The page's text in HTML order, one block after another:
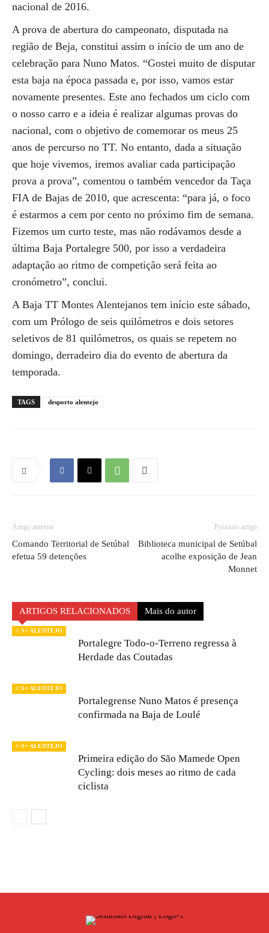
nacional de 2016.
A prova de abertura do campeonato, disputada na
região de Beja, constitui assim o início de um ano de
celebração para Nuno Matos. “Gostei muito de disputar
esta baja na época passada e, por isso, vamos estar
novamente presentes. Este ano fechados um ciclo com
o nosso carro e a ideia é realizar algumas provas do
nacional, com o objetivo de comemorar os meus 25
anos de percurso no TT. No entanto, dada a situação
que hoje vivemos, iremos avaliar cada participação
prova a prova”, comentou o também vencedor da Taça
FIA de Bajas de 2010, que acrescenta: “para já, o foco
é estarmos a cem por cento no próximo fim de semana.
Fizemos um curto teste, mas não rodávamos desde a
última Baja Portalegre 500, por isso a verdadeira
adaptação ao ritmo de competição será feita ao
cronómetro”, conclui.
A Baja TT Montes Alentejanos tem início este sábado,
com um Prólogo de seis quilómetros e dois setores
seletivos de 81 quilómetros, os quais se repetem no
domingo, derradeiro dia do evento de abertura da
temporada.
TAGS desporto alentejo
Artigo anterior
Comando Territorial de Setúbal
efetua 59 detenções
Próximo artigo
Biblioteca municipal de Setúbal
acolhe exposição de Jean
Monnet
ARTIGOS RELACIONADOS Mais do autor
// S+ ALENTEJO
Portalegre Todo-o-Terreno regressa à
Herdade das Coutadas
// S+ ALENTEJO
Portalegrense Nuno Matos é presença
confirmada na Baja de Loulé
// S+ ALENTEJO
Primeira edição do São Mamede Open
Cycling: dois meses ao ritmo de cada
ciclista